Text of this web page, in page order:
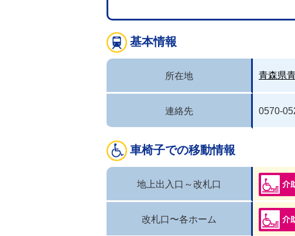
基本情報
所在地 青森県
連絡先 0570-
車椅子での移動情報
地上出入口～改札口
改札口〜各ホーム